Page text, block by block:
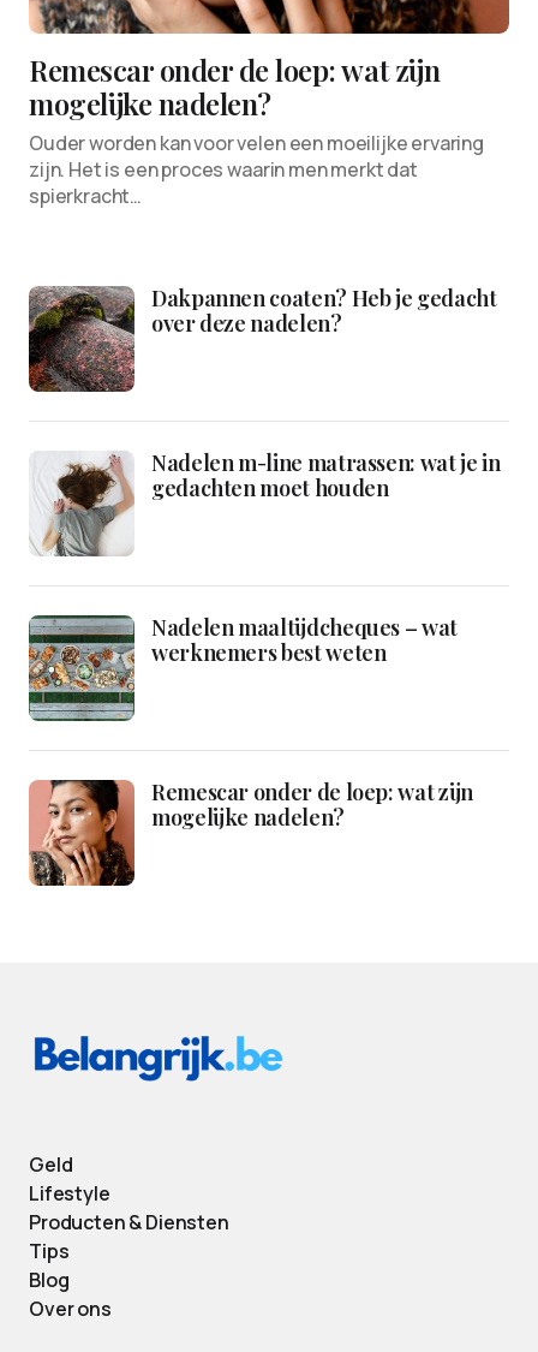
Remescar onder de loep: wat zijn
mogelijke nadelen?
Ouder worden kan voor velen een moeilijke ervaring
zijn. Het is een proces waarin men merkt dat
spierkracht…
Dakpannen coaten? Heb je gedacht
over deze nadelen?
Nadelen m-line matrassen: wat je in
gedachten moet houden
Nadelen maaltijdcheques – wat
werknemers best weten
Remescar onder de loep: wat zijn
mogelijke nadelen?
Geld
Lifestyle
Producten & Diensten
Tips
Blog
Over ons